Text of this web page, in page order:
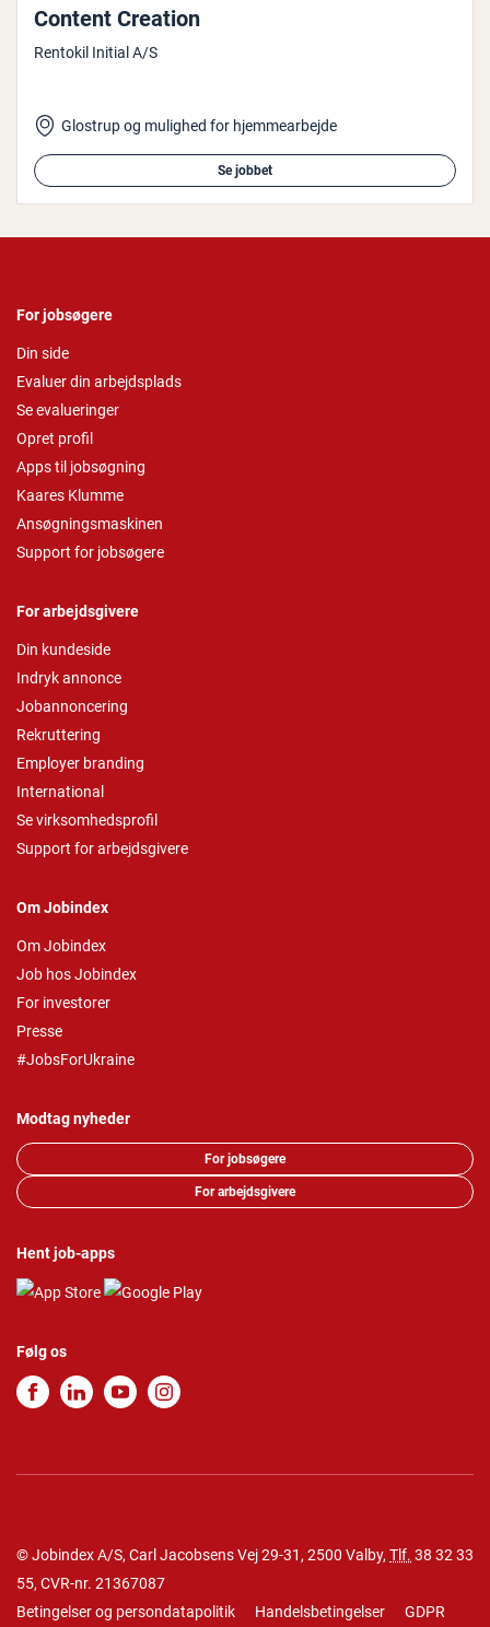
Content Creation
Rentokil Initial A/S
Glostrup og mulighed for hjemmearbejde
Se jobbet
For jobsøgere
Din side
Evaluer din arbejdsplads
Se evalueringer
Opret profil
Apps til jobsøgning
Kaares Klumme
Ansøgningsmaskinen
Support for jobsøgere
For arbejdsgivere
Din kundeside
Indryk annonce
Jobannoncering
Rekruttering
Employer branding
International
Se virksomhedsprofil
Support for arbejdsgivere
Om Jobindex
Om Jobindex
Job hos Jobindex
For investorer
Presse
#JobsForUkraine
Modtag nyheder
For jobsøgere
For arbejdsgivere
Hent job-apps
Følg os
© Jobindex A/S, Carl Jacobsens Vej 29-31, 2500 Valby, Tlf. 38 32 33
55, CVR-nr. 21367087
Betingelser og persondatapolitik
Handelsbetingelser GDPR